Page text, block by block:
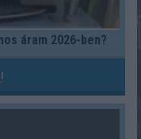
áram 2026-ben?